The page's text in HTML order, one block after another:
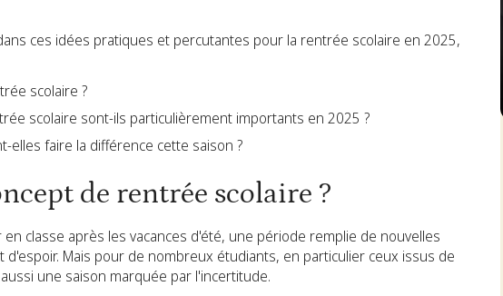
ces idées pratiques et percutantes pour la rentrée scolaire en 2025,
scolaire ?
scolaire sont-ils particulièrement importants en 2025 ?
elles faire la différence cette saison ?
de rentrée scolaire ?
classe après les vacances d'été, une période remplie de nouvelles
Mais pour de nombreux étudiants, en particulier ceux issus de
une saison marquée par l'incertitude.